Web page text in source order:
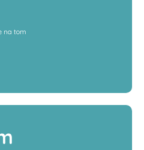
na tom